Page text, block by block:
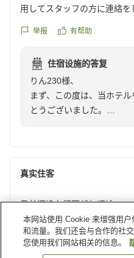
うございます。
上げております。
用してスタッフの方に連絡を
1泊目、深夜にホテルに戻っ
頂けず。結局深夜から早朝
ました。
このことをお伝えしたら口
チェックアウトの際にもこ
举报 有帮助
住宿设施的答复
りん230様、
まず、この度は、当ホテ
とうございました。
ご迷惑をお掛けしたことに
ご指摘いただきました内
ております。今回のような
摘を真摯に受け止め、努め
真实住客
目前还没有留下任何评论。
举报 有帮助
本网站使用 Cookie 来增强用
和流量。我们还会与合作的社
您使用我们网站相关的信息。